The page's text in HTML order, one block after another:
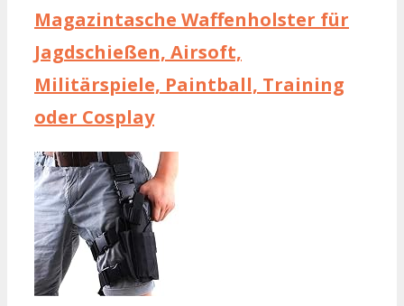
Magazintasche Waffenholster für
Jagdschießen, Airsoft,
Militärspiele, Paintball, Training
oder Cosplay